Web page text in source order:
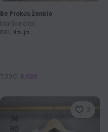
Be Prekės Ženklo
Marškinėliai
6XL, Nauja
7,00€ 8,02€
0